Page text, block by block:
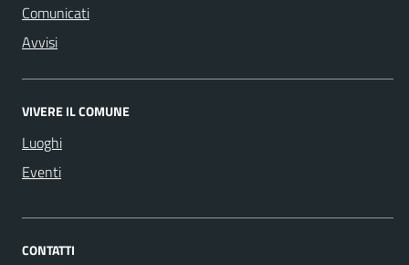
Comunicati
Avvisi
VIVERE IL COMUNE
Luoghi
Eventi
CONTATTI